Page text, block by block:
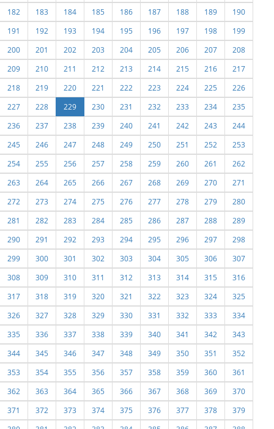
182
183 184 185 186 187 188 189
190
191
192 193 194 195 196 197 198
199
200
201 202 203 204 205 206 207
208
209
210 211 212 213 214 215 216
217
218
219 220 221 222 223 224 225
226
227
228 229 230 231 232 233 234
235
236
237 238 239 240 241 242 243
244
245
246 247 248 249 250 251 252
253
254
255 256 257 258 259 260 261
262
263
264 265 266 267 268 269 270
271
272
273 274 275 276 277 278 279
280
281
282 283 284 285 286 287 288
289
290
291 292 293 294 295 296 297
298
299
300 301 302 303 304 305 306
307
308
309 310 311 312 313 314 315
316
317
318 319 320 321 322 323 324
325
326
327 328 329 330 331 332 333
334
335
336 337 338 339 340 341 342
343
344
345 346 347 348 349 350 351
352
353
354 355 356 357 358 359 360
361
362
363 364 365 366 367 368 369
370
371
372 373 374 375 376 377 378
379